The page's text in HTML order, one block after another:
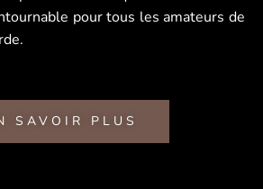
pour tous les amateurs de
SAVOIR PLUS